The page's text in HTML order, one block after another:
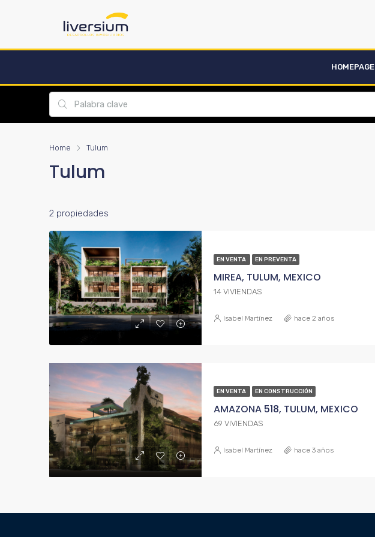
HOMEPAGE
Home Tulum
Tulum
2 propiedades
EN VENTA EN PREVENTA
MIREA, TULUM, MEXICO
14 VIVIENDAS
Isabel Martínez hace 2 años
EN VENTA EN CONSTRUCCIÓN
AMAZONA 518, TULUM, MEXICO
69 VIVIENDAS
Isabel Martínez hace 3 años